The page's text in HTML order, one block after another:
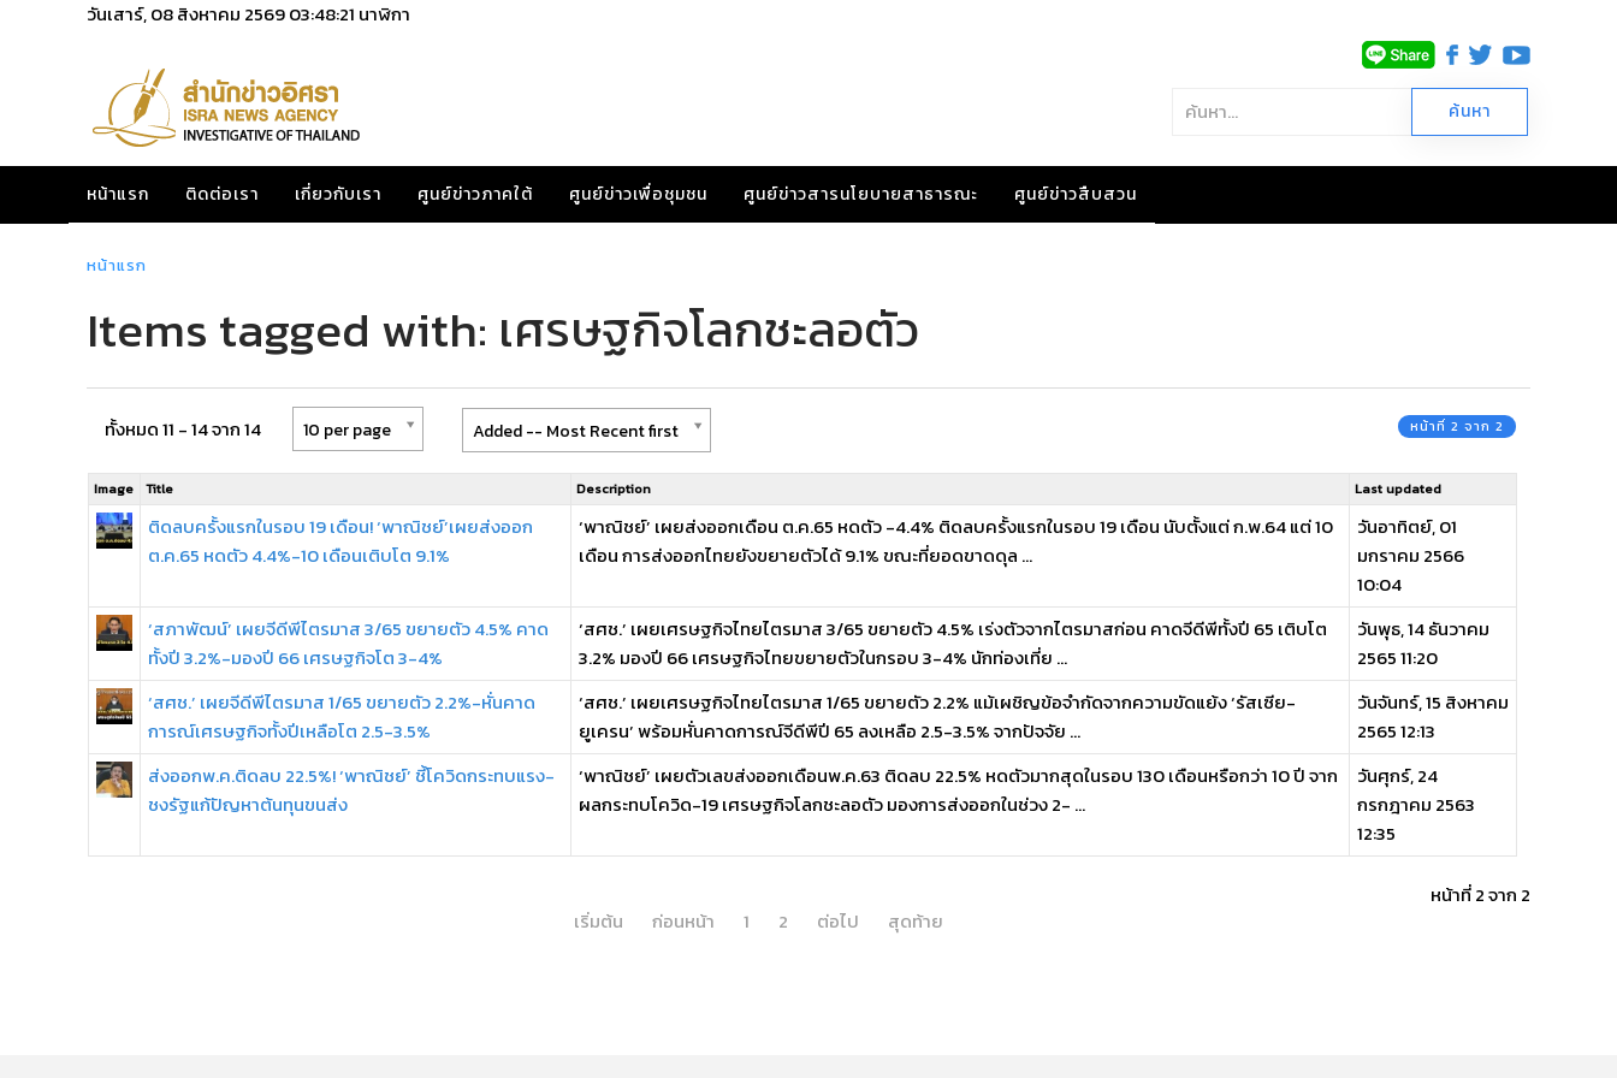
วันเสาร์, 08 สิงหาคม 256903:48:21 นาฬิกา
หน้าแรก ติดต่อเรา เกี่ยวกับเรา ศูนย์ข่าวภาคใต้ ศูนย์ข่าวเพื่อชุมชน ศูนย์ข่าวสารนโยบายสาธารณะ ศูนย์ข่าวสืบสวน
หน้าแรก
Items tagged with: เศรษฐกิจโลกชะลอตัว
ทั้งหมด 11 - 14 จาก 14 10 per page Added -- Most Recent first หน้าที่ 2 จาก 2
Image Title Description Last updated
ติดลบครั้งแรกในรอบ 19 เดือน! ‘พาณิชย์’เผยส่งออก
ต.ค.65 หดตัว 4.4%-10 เดือนเติบโต 9.1%
‘พาณิชย์’ เผยส่งออกเดือน ต.ค.65 หดตัว -4.4% ติดลบครั้งแรกในรอบ 19 เดือน นับตั้งแต่ ก.พ.64 แต่ 10
เดือน การส่งออกไทยยังขยายตัวได้ 9.1% ขณะที่ยอดขาดดุล ...
วันอาทิตย์, 01
มกราคม 2566
10:04
‘สภาพัฒน์’ เผยจีดีพีไตรมาส 3/65 ขยายตัว 4.5% คาด
ทั้งปี 3.2%-มองปี 66 เศรษฐกิจโต 3-4%
‘สศช.’ เผยเศรษฐกิจไทยไตรมาส 3/65 ขยายตัว 4.5% เร่งตัวจากไตรมาสก่อน คาดจีดีพีทั้งปี 65 เติบโต
3.2% มองปี 66 เศรษฐกิจไทยขยายตัวในกรอบ 3-4% นักท่องเที่ย ...
วันพุธ, 14 ธันวาคม
2565 11:20
‘สศช.’ เผยจีดีพีไตรมาส 1/65 ขยายตัว 2.2%-หั่นคาด
การณ์เศรษฐกิจทั้งปีเหลือโต 2.5-3.5%
‘สศช.’ เผยเศรษฐกิจไทยไตรมาส 1/65 ขยายตัว 2.2% แม้เผชิญข้อจำกัดจากความขัดแย้ง ‘รัสเซีย-
ยูเครน’ พร้อมหั่นคาดการณ์จีดีพีปี 65 ลงเหลือ 2.5-3.5% จากปัจจัย ...
วันจันทร์, 15 สิงหาคม
2565 12:13
ส่งออกพ.ค.ติดลบ 22.5%! ‘พาณิชย์’ ชี้โควิดกระทบแรง-
ชงรัฐแก้ปัญหาต้นทุนขนส่ง
‘พาณิชย์’ เผยตัวเลขส่งออกเดือนพ.ค.63 ติดลบ 22.5% หดตัวมากสุดในรอบ 130 เดือนหรือกว่า 10 ปี จาก
ผลกระทบโควิด-19 เศรษฐกิจโลกชะลอตัว มองการส่งออกในช่วง 2- ...
วันศุกร์, 24
กรกฎาคม 2563
12:35
หน้าที่ 2 จาก 2
เริ่มต้น
ก่อนหน้า 1 2 ต่อไป สุดท้าย